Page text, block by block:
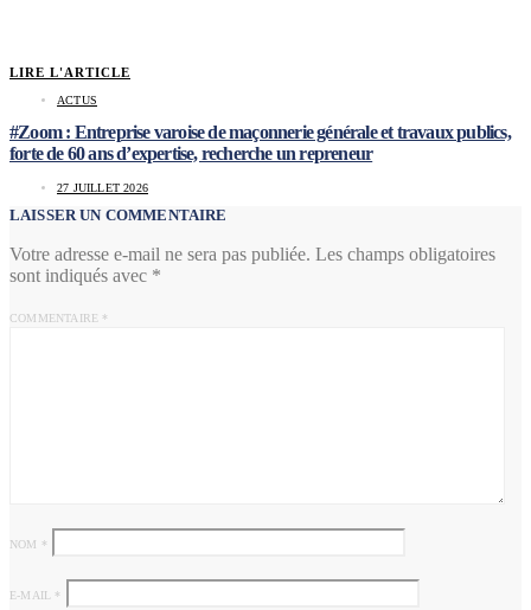
LIRE L'ARTICLE
ACTUS
#Zoom : Entreprise varoise de maçonnerie générale et travaux publics,
forte de 60 ans d’expertise, recherche un repreneur
27 JUILLET 2026
LAISSER UN COMMENTAIRE
Votre adresse e-mail ne sera pas publiée. Les champs obligatoires
sont indiqués avec *
COMMENTAIRE *
NOM *
E-MAIL *